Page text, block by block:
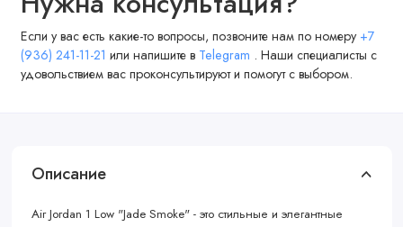
Если у вас есть какие-то вопросы, позвоните нам по номеру +7
(936) 241-11-21 или напишите в Telegram . Наши специалисты с
удовольствием вас проконсультируют и помогут с выбором.
Описание
Air Jordan 1 Low "Jade Smoke" - это стильные и элегантные